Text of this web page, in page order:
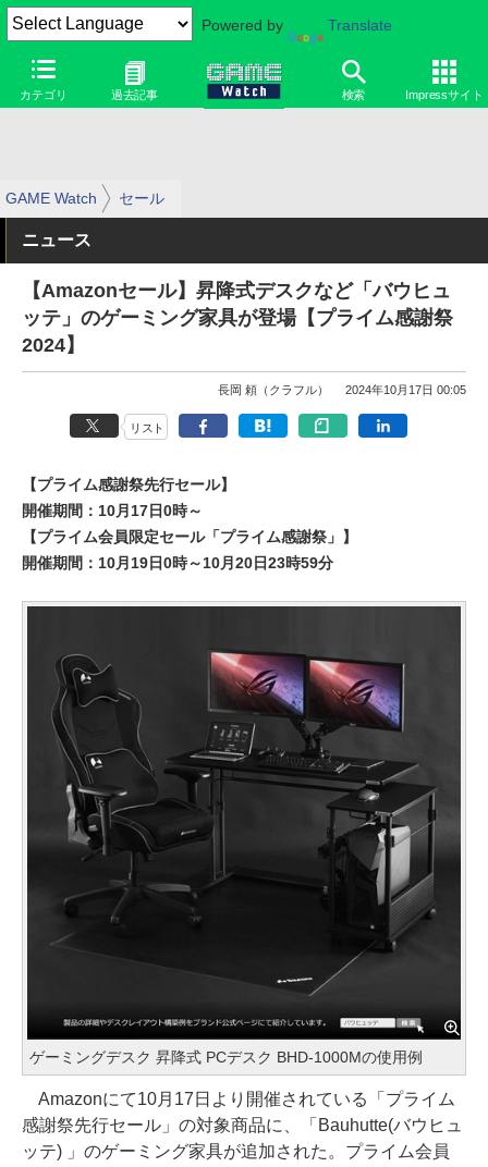
Powered by Translate
カテゴリ 過去記事 検索 Impressサイト
GAME Watch セール
ニュース
【Amazonセール】昇降式デスクなど「バウヒュ
ッテ」のゲーミング家具が登場【プライム感謝祭
2024】
長岡 頼（クラフル） 2024年10月17日 00:05
リスト
【プライム感謝祭先行セール】
開催期間：10月17日0時～
【プライム会員限定セール「プライム感謝祭」】
開催期間：10月19日0時～10月20日23時59分
ゲーミングデスク 昇降式 PCデスク BHD-1000Mの使用例
Amazonにて10月17日より開催されている「プライム
感謝祭先行セール」の対象商品に、「Bauhutte(バウヒュ
ッテ) 」のゲーミング家具が追加された。プライム会員